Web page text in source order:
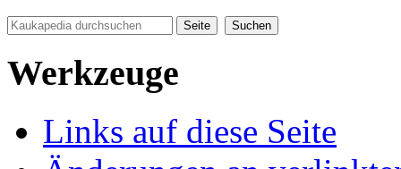
Werkzeuge
Links auf diese Seite